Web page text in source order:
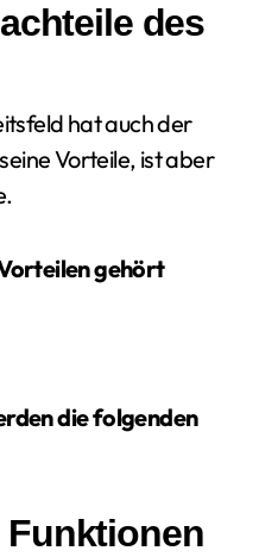
des
hat auch der
Vorteile, ist aber
gehört
die folgenden